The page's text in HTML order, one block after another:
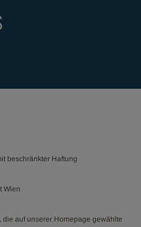
beschränkter Haftung
Wien
auf unserer Homepage gewählte